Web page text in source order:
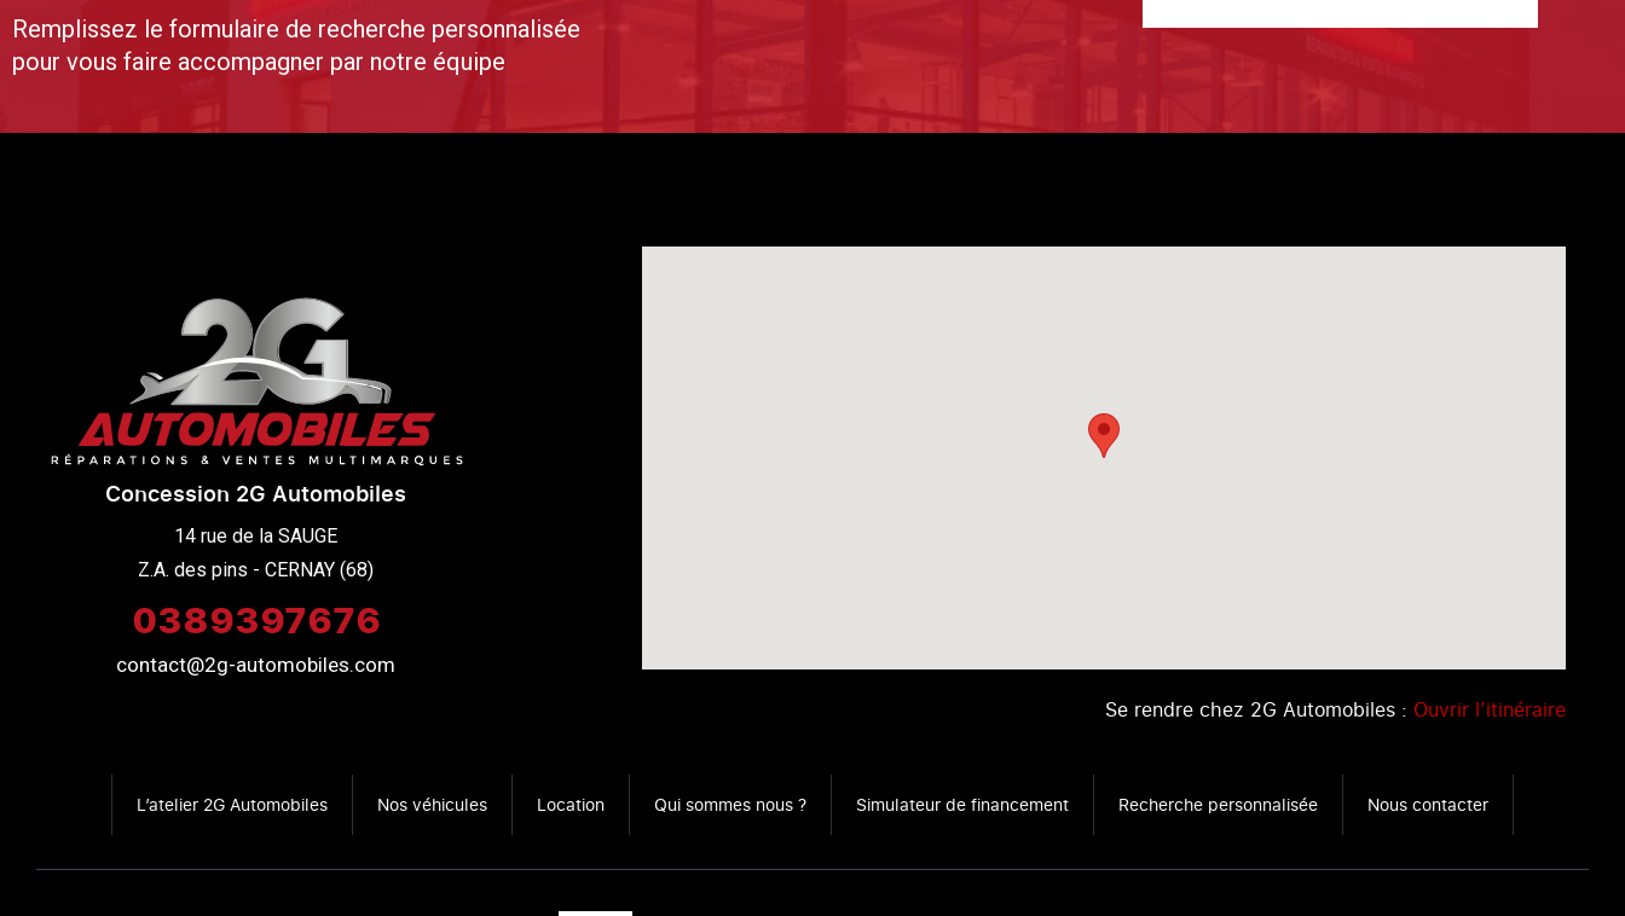
Remplissez le formulaire de recherche personnalisée
pour vous faire accompagner par notre équipe
Concession 2G Automobiles
14 rue de la SAUGE
Z.A. des pins - CERNAY (68)
0389397676
contact@2g-automobiles.com
Se rendre chez 2G Automobiles : Ouvrir l’itinéraire
L’atelier 2G Automobiles Nos véhicules Location Qui sommes nous ? Simulateur de financement Recherche personnalisée Nous contacter